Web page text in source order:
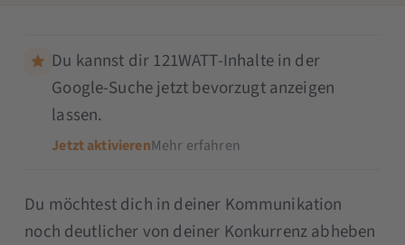
Du kannst dir 121WATT-Inhalte in der
Google-Suche jetzt bevorzugt anzeigen
lassen.
Jetzt aktivierenMehr erfahren
Du möchtest dich in deiner Kommunikation
noch deutlicher von deiner Konkurrenz abheben